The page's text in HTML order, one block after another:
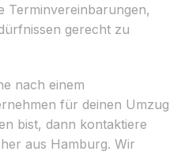
Terminvereinbarungen,
gerecht zu
nach einem
für deinen Umzug
bist, dann kontaktiere
aus Hamburg. Wir